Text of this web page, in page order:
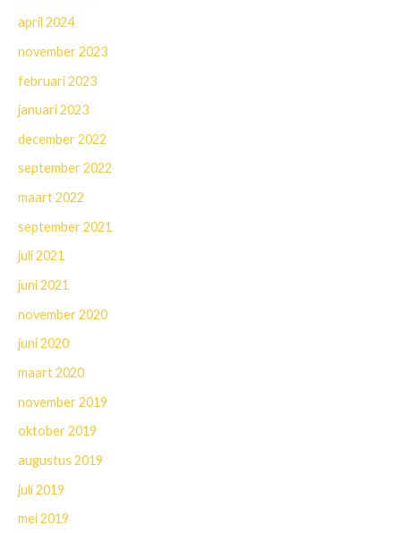
april 2024
november 2023
februari 2023
januari 2023
december 2022
september 2022
maart 2022
september 2021
juli 2021
juni 2021
november 2020
juni 2020
maart 2020
november 2019
oktober 2019
augustus 2019
juli 2019
mei 2019